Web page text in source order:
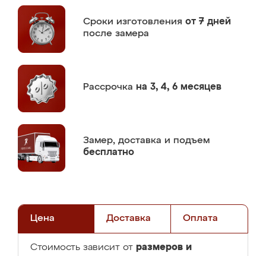
Сроки изготовления от 7 дней
после замера
Рассрочка на 3, 4, 6 месяцев
Замер, доставка и подъем
бесплатно
Цена Доставка Оплата
Стоимость зависит от размеров и